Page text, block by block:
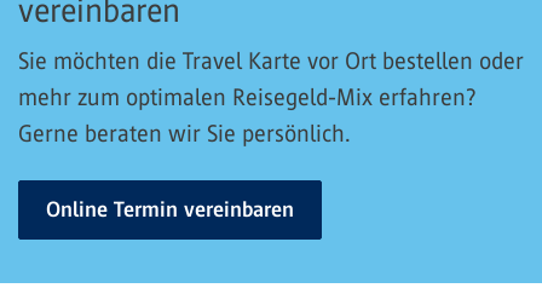
vereinbaren
Sie möchten die Travel Karte vor Ort bestellen oder
mehr zum optimalen Reisegeld-Mix erfahren?
Gerne beraten wir Sie persönlich.
Online Termin vereinbaren